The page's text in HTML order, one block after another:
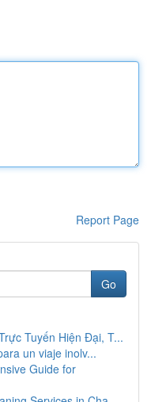
Report Page
Go
Tuyến Hiện Đại, T...
un viaje inolv...
Guide for